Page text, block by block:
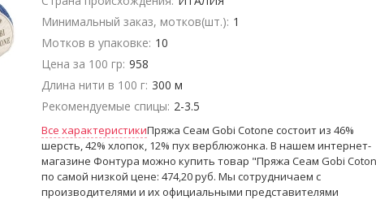
Минимальный заказ, мотков(шт.): 1
Мотков в упаковке: 10
Цена за 100 гр: 958
Длина нити в 100 г: 300 м
Рекомендуемые спицы: 2-3.5
Все характеристикиПряжа Сеам Gobi Cotone состоит из 46%
шерсть, 42% хлопок, 12% пух верблюжонка. В нашем интернет-
магазине Фонтура можно купить товар "Пряжа Сеам Gobi
по самой низкой цене: 474,20 руб. Мы сотрудничаем с
производителями и их официальными представителями